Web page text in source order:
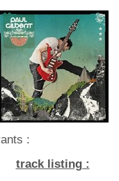
:
track listing :